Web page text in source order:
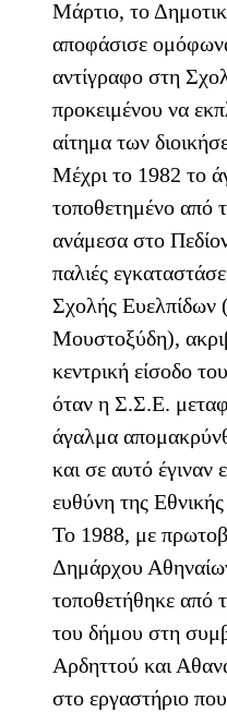
Μάρτιο, το
αποφάσισε
αντίγραφο στη
προκειμένου να
αίτημα των
Μέχρι το 1982 το
τοποθετημένο από
ανάμεσα στο
παλιές
Σχολής Ευελπίδων
Μουστοξύδη),
κεντρική είσοδο
όταν η Σ.Σ.Ε.
άγαλμα
και σε αυτό έγιναν
ευθύνη της
Το 1988, με
Δημάρχου
τοποθετήθηκε από
του δήμου στη
Αρδηττού και
στο εργαστήριο